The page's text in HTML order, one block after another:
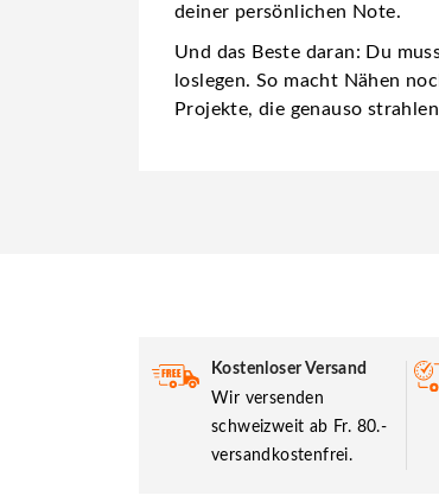
deiner persönlichen Note.
Und das Beste daran: Du
loslegen. So macht Nähen
Projekte, die genauso
Kostenloser Versand
Wir versenden
schweizweit ab Fr. 80.-
versandkostenfrei.